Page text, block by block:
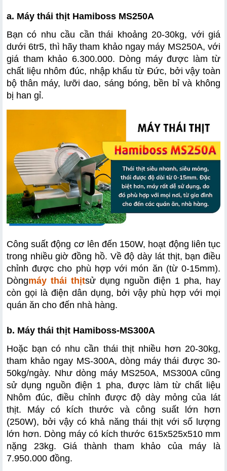
a. Máy thái thịt Hamiboss MS250A
Bạn có nhu cầu cần thái khoảng 20-30kg, với giá
dưới 6tr5, thì hãy tham khảo ngay máy MS250A, với
giá tham khảo 6.300.000. Dòng máy được làm từ
chất liệu nhôm đúc, nhập khẩu từ Đức, bởi vậy toàn
bộ thân máy, lưỡi dao, sáng bóng, bền bỉ và không
bị han gỉ.
Công suất động cơ lên đến 150W, hoạt động liên tục
trong nhiều giờ đồng hồ. Về độ dày lát thịt, bạn điều
chỉnh được cho phù hợp với món ăn (từ 0-15mm).
Dòngmáy thái thịtsử dụng nguồn điện 1 pha, hay
còn gọi là điện dân dụng, bởi vậy phù hợp với mọi
quán ăn cho đến nhà hàng.
b. Máy thái thịt Hamiboss-MS300A
Hoặc bạn có nhu cần thái thịt nhiều hơn 20-30kg,
tham khảo ngay MS-300A, dòng máy thái được 30-
50kg/ngày. Như dòng máy MS250A, MS300A cũng
sử dụng nguồn điện 1 pha, được làm từ chất liệu
Nhôm đúc, điều chỉnh được độ dày mỏng của lát
thịt. Máy có kích thước và công suất lớn hơn
(250W), bởi vậy có khả năng thái thịt với số lượng
lớn hơn. Dòng máy có kích thước 615x525x510 mm
nặng 23kg. Giá thành tham khảo của máy là
7.950.000 đồng.